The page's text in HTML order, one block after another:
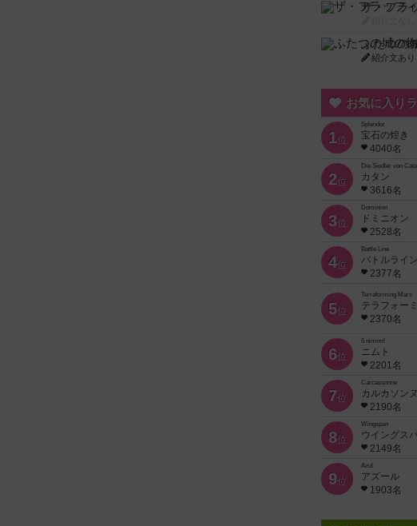
ザ・フラ
ふたつの
紹介文あり
お気に入り
1位
Splendor
宝石の煌き
4040名
2位
Die Siedler von
カタン
3616名
3位
Dominion
ドミニオン
2528名
4位
Battle Line
バトルライン
2377名
5位
Terraforming Mars
テラフォー
2370名
6位
6 nimmt!
ニムト
2201名
7位
Carcassonne
カルカソンヌ
2190名
8位
Wingspan
ウイングス
2149名
9位
Azul
アズール
1903名